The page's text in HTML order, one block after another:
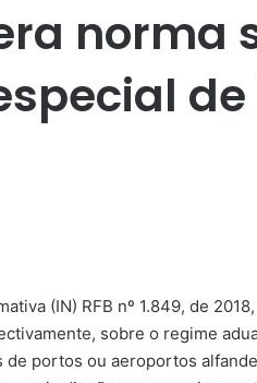
norma
de
(IN) RFB nº 1.849, de
sobre o regime
portos ou aeroportos